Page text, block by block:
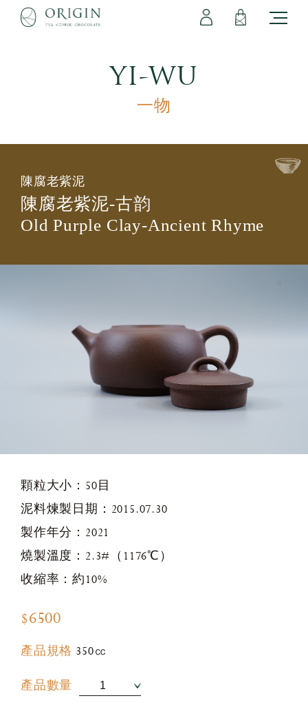
YI-WU
一物
陳腐老紫泥
陳腐老紫泥-古韵
Old Purple Clay-Ancient Rhyme
顆粒大小：50目
泥料煉製日期：2015.07.30
製作年分：2021
燒製溫度：2.3#（1176℃）
收縮率：約10%
$6500
產品規格 350㏄
產品數量